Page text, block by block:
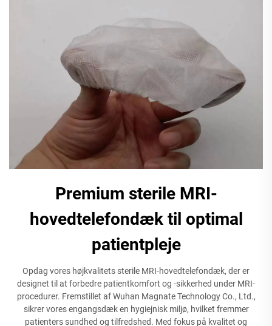
Premium sterile MRI-
hovedtelefondæk til optimal
patientpleje
Opdag vores højkvalitets sterile MRI-hovedtelefondæk, der er
designet til at forbedre patientkomfort og -sikkerhed under MRI-
procedurer. Fremstillet af Wuhan Magnate Technology Co., Ltd.,
sikrer vores engangsdæk en hygiejnisk miljø, hvilket fremmer
patienters sundhed og tilfredshed. Med fokus på kvalitet og